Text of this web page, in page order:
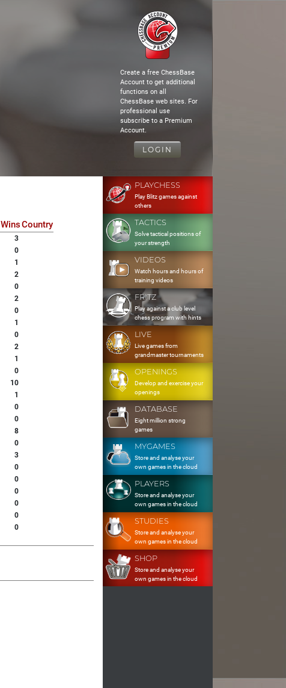
Create a free ChessBase
Account to get additional
functions on all
ChessBase web sites. For
professional use
subscribe to a Premium
Account.
LOGIN
WinsCountry
3
0
1
2
0
2
0
1
0
2
1
0
10
1
0
0
8
0
3
0
0
0
0
0
0
PLAYCHESS
Play Blitz games against
others
TACTICS
Solve tactical positions of
your strength
VIDEOS
Watch hours and hours of
training videos
FRITZ
Play against a club level
chess program with hints
LIVE
Live games from
grandmaster tournaments
OPENINGS
Develop and exercise your
openings
DATABASE
Eight million strong
games
MYGAMES
Store and analyse your
own games in the cloud
PLAYERS
Store and analyse your
own games in the cloud
STUDIES
Store and analyse your
own games in the cloud
SHOP
Store and analyse your
own games in the cloud